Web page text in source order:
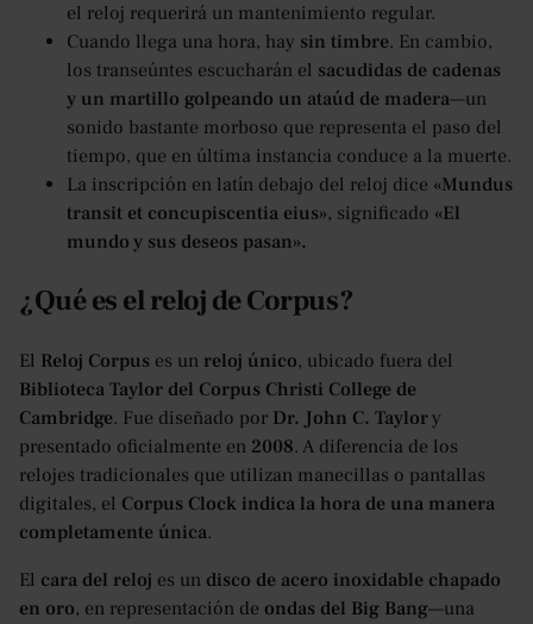
el reloj requerirá un mantenimiento regular.
Cuando llega una hora, hay sin timbre. En cambio,
los transeúntes escucharán el sacudidas de cadenas
y un martillo golpeando un ataúd de madera—un
sonido bastante morboso que representa el paso del
tiempo, que en última instancia conduce a la muerte.
La inscripción en latín debajo del reloj dice «Mundus
transit et concupiscentia eius», significado «El
mundo y sus deseos pasan».
¿Qué es el reloj de Corpus?
El Reloj Corpus es un reloj único, ubicado fuera del
Biblioteca Taylor del Corpus Christi College de
Cambridge. Fue diseñado por Dr. John C. Taylory
presentado oficialmente en 2008. A diferencia de los
relojes tradicionales que utilizan manecillas o pantallas
digitales, el Corpus Clock indica la hora de una manera
completamente única.
El cara del reloj es un disco de acero inoxidable chapado
en oro, en representación de ondas del Big Bang—una